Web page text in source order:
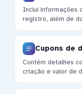
Inclui informações
registro, além de
Cupons de
Contém detalhes
criação e valor de